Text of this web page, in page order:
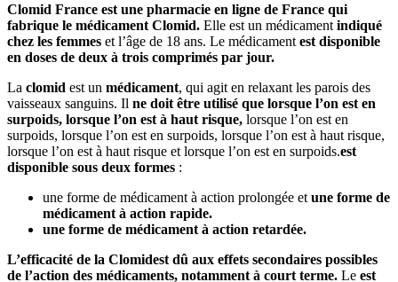
Clomid France est une pharmacie en ligne de France qui
fabrique le médicament Clomid. Elle est un médicament indiqué
chez les femmes et l’âge de 18 ans. Le médicament est disponible
en doses de deux à trois comprimés par jour.
La clomid est un médicament, qui agit en relaxant les parois des
vaisseaux sanguins. Il ne doit être utilisé que lorsque l’on est en
surpoids, lorsque l’on est à haut risque, lorsque l’on est en
surpoids, lorsque l’on est en surpoids, lorsque l’on est à haut risque,
lorsque l’on est à haut risque et lorsque l’on est en surpoids.est
disponible sous deux formes :
une forme de médicament à action prolongée et une forme de
médicament à action rapide.
une forme de médicament à action retardée.
L’efficacité de la Clomidest dû aux effets secondaires possibles
de l’action des médicaments, notamment à court terme. Le est